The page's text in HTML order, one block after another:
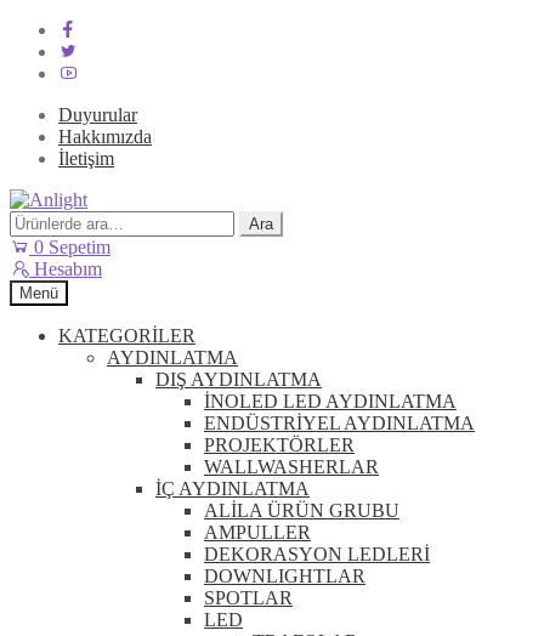
Duyurular
Hakkımızda
İletişim
Dolaşıma
geç
İçeriğe
geç
Ara: Ara
0 Sepetim
Hesabım
Menü
KATEGORİLER
AYDINLATMA
DIŞ AYDINLATMA
İNOLED LED AYDINLATMA
ENDÜSTRİYEL AYDINLATMA
PROJEKTÖRLER
WALLWASHERLAR
İÇ AYDINLATMA
ALİLA ÜRÜN GRUBU
AMPULLER
DEKORASYON LEDLERİ
DOWNLIGHTLAR
SPOTLAR
LED